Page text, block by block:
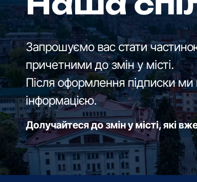
Запрошуємо вас стати
причетними до змін у місті.
Після оформлення підписки
інформацією.
Долучайтеся до змін у місті, які